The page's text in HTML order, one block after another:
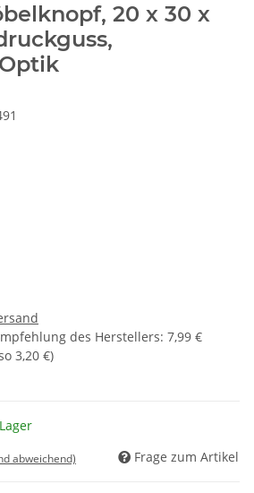
20 x 30 x
des Herstellers: 7,99 €
3,20 €)
abweichend) Frage zum Artikel